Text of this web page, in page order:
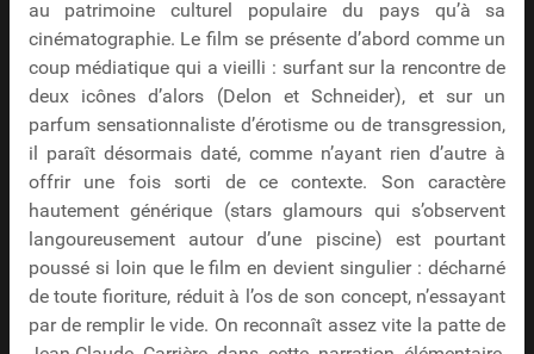
au patrimoine culturel populaire du pays qu’à sa
cinématographie. Le film se présente d’abord comme un
coup médiatique qui a vieilli : surfant sur la rencontre de
deux icônes d’alors (Delon et Schneider), et sur un
parfum sensationnaliste d’érotisme ou de transgression,
il paraît désormais daté, comme n’ayant rien d’autre à
offrir une fois sorti de ce contexte. Son caractère
hautement générique (stars glamours qui s’observent
langoureusement autour d’une piscine) est pourtant
poussé si loin que le film en devient singulier : décharné
de toute fioriture, réduit à l’os de son concept, n’essayant
par de remplir le vide. On reconnaît assez vite la patte de